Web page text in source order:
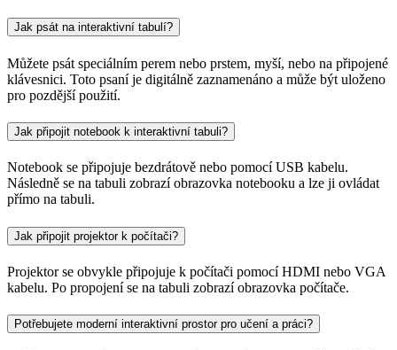
Jak psát na interaktivní tabulí?
Můžete psát speciálním perem nebo prstem, myší, nebo na připojené
klávesnici. Toto psaní je digitálně zaznamenáno a může být uloženo
pro pozdější použití.
Jak připojit notebook k interaktivní tabuli?
Notebook se připojuje bezdrátově nebo pomocí USB kabelu.
Následně se na tabuli zobrazí obrazovka notebooku a lze ji ovládat
přímo na tabuli.
Jak připojit projektor k počítači?
Projektor se obvykle připojuje k počítači pomocí HDMI nebo VGA
kabelu. Po propojení se na tabuli zobrazí obrazovka počítače.
Potřebujete moderní interaktivní prostor pro učení a práci?